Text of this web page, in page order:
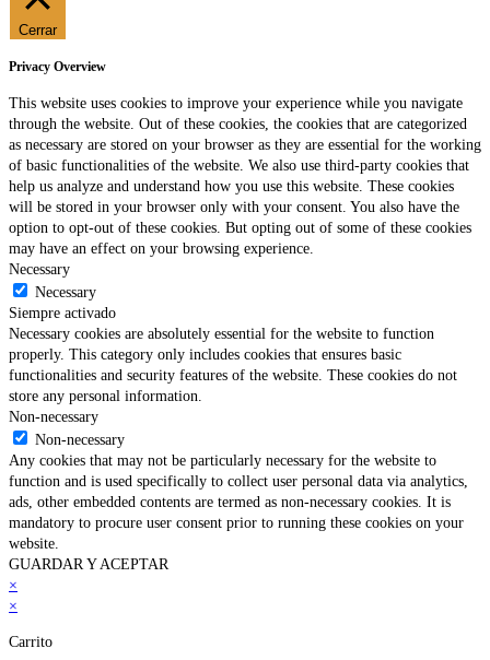
Cerrar
Privacy Overview
This website uses cookies to improve your experience while you navigate
through the website. Out of these cookies, the cookies that are categorized
as necessary are stored on your browser as they are essential for the working
of basic functionalities of the website. We also use third-party cookies that
help us analyze and understand how you use this website. These cookies
will be stored in your browser only with your consent. You also have the
option to opt-out of these cookies. But opting out of some of these cookies
may have an effect on your browsing experience.
Necessary
Necessary
Siempre activado
Necessary cookies are absolutely essential for the website to function
properly. This category only includes cookies that ensures basic
functionalities and security features of the website. These cookies do not
store any personal information.
Non-necessary
Non-necessary
Any cookies that may not be particularly necessary for the website to
function and is used specifically to collect user personal data via analytics,
ads, other embedded contents are termed as non-necessary cookies. It is
mandatory to procure user consent prior to running these cookies on your
website.
GUARDAR Y ACEPTAR
×
×
Carrito